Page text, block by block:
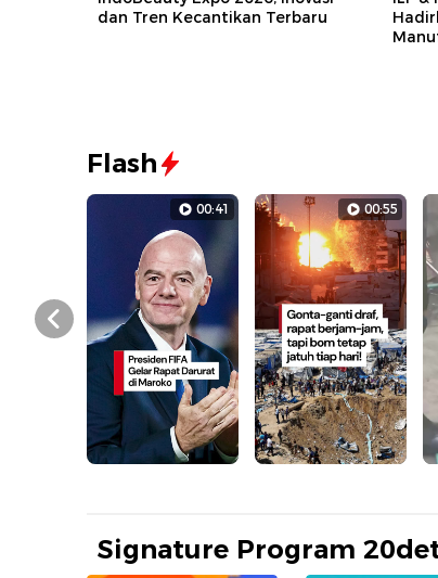
dan Tren Kecantikan Terbaru
Flash
00:41 00:55
Prev
Signature Program